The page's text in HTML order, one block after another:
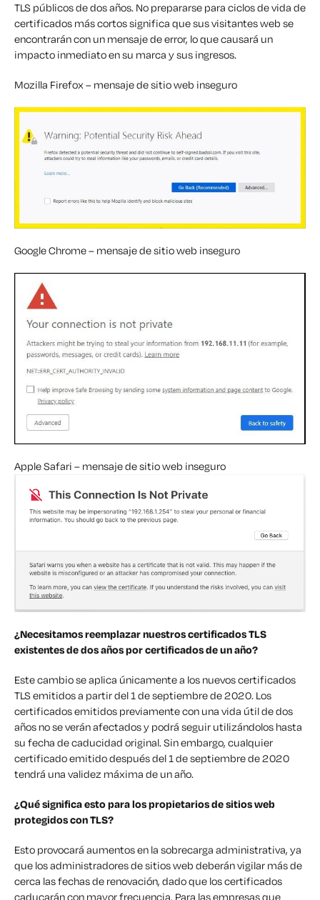
TLS públicos de dos años. No prepararse para ciclos de vida de
certificados más cortos significa que sus visitantes web se
encontrarán con un mensaje de error, lo que causará un
impacto inmediato en su marca y sus ingresos.
Mozilla Firefox – mensaje de sitio web inseguro
Google Chrome – mensaje de sitio web inseguro
Apple Safari – mensaje de sitio web inseguro
¿Necesitamos reemplazar nuestros certificados TLS
existentes de dos años por certificados de un año?
Este cambio se aplica únicamente a los nuevos certificados
TLS emitidos a partir del 1 de septiembre de 2020. Los
certificados emitidos previamente con una vida útil de dos
años no se verán afectados y podrá seguir utilizándolos hasta
su fecha de caducidad original. Sin embargo, cualquier
certificado emitido después del 1 de septiembre de 2020
tendrá una validez máxima de un año.
¿Qué significa esto para los propietarios de sitios web
protegidos con TLS?
Esto provocará aumentos en la sobrecarga administrativa, ya
que los administradores de sitios web deberán vigilar más de
cerca las fechas de renovación, dado que los certificados
caducarán con mayor frecuencia. Para las empresas que